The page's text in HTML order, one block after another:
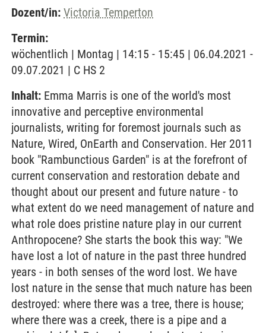
Dozent/in: Victoria Temperton
Termin:
wöchentlich | Montag | 14:15 - 15:45 | 06.04.2021 -
09.07.2021 | C HS 2
Inhalt: Emma Marris is one of the world's most
innovative and perceptive environmental
journalists, writing for foremost journals such as
Nature, Wired, OnEarth and Conservation. Her 2011
book "Rambunctious Garden" is at the forefront of
current conservation and restoration debate and
thought about our present and future nature - to
what extent do we need management of nature and
what role does pristine nature play in our current
Anthropocene? She starts the book this way: "We
have lost a lot of nature in the past three hundred
years - in both senses of the word lost. We have
lost nature in the sense that much nature has been
destroyed: where there was a tree, there is house;
where there was a creek, there is a pipe and a